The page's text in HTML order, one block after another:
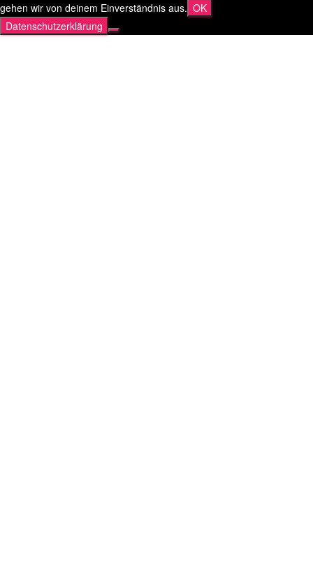
gehen wir von deinem Einverständnis aus. OK
Datenschutzerklärung